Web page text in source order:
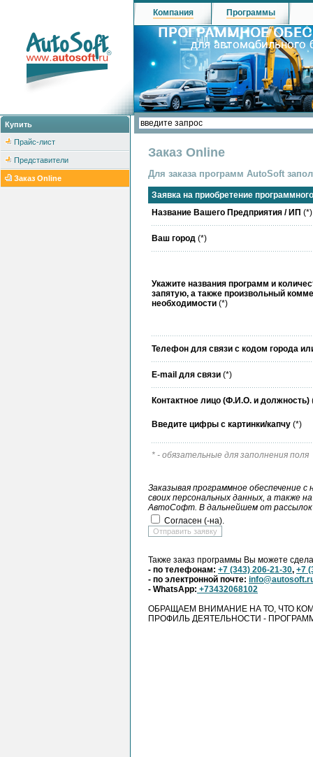
Купить
Прайс-лист
Представители
Заказ Online
Компания Программы
Заказ Online
Для заказа программ AutoSoft
Заявка на приобретение
Название Вашего Предприятия / ИП (*)
Ваш город (*)
Укажите названия программ и
запятую, а также произвольный
необходимости (*)
Телефон для связи с кодом города
E-mail для связи (*)
Контактное лицо (Ф.И.О. и должность)
Введите цифры с картинки/капчу (*)
* - обязательные для заполнения поля
Заказывая программное обеспечение
своих персональных данных, а также
АвтоСофт. В дальнейшем от
Согласен (-на).
Также заказ программы Вы можете
- по телефонам: +7 (343) 206-21-30, +7
- по электронной почте:
- WhatsApp: +73432068102
ОБРАЩАЕМ ВНИМАНИЕ НА ТО, ЧТО
ПРОФИЛЬ ДЕЯТЕЛЬНОСТИ -